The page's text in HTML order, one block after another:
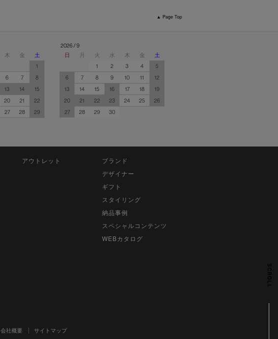
SCROLL
▲ Page Top
木 金
土
1
6 7
8
13 14
15
20 21
22
27 28
29
2026 / 9
日
月 火 水 木 金
土
1
2 3 4
5
6
7 8 9 10 11
12
13
14 15 16 17 18
19
20
21 22 23 24 25
26
27
28 29 30
アウトレット
ブランド
デザイナー
ギフト
スタイリング
納品事例
スペシャルコンテンツ
WEBカタログ
会社概要 サイトマップ